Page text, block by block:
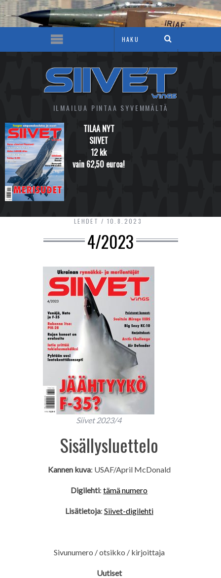
ILMAILUA PINTAA SYVEMMÄLTÄ
TILAA NYT
SIIVET
12 kk
vain 62,50 euroa!
LEHDET 10.8.2023
4/2023
Siivet 2023/4
Sisällysluettelo
Kannen kuva: USAF/April McDonald
Digilehti:tämä numero
Lisätietoja: Siivet-digilehti
Sivunumero / otsikko / kirjoittaja
Uutiset